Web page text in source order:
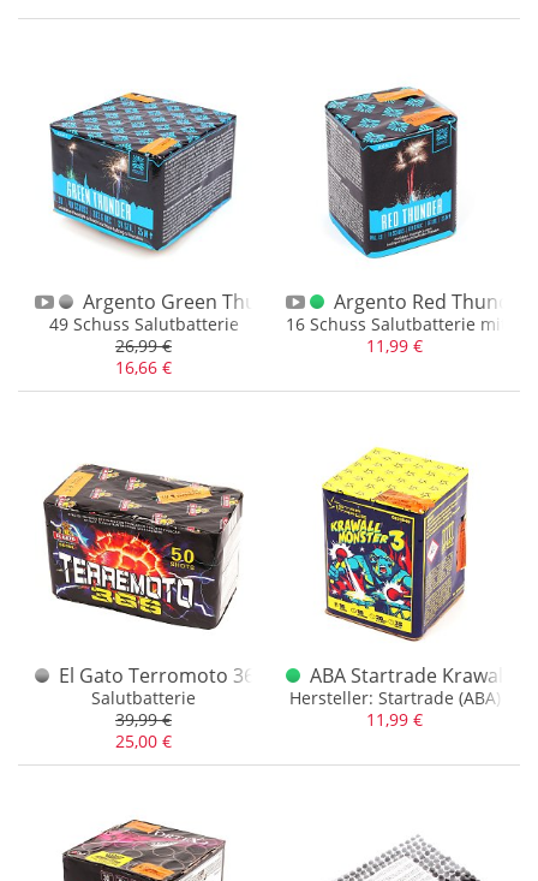
Argento Green Thunder 1.3 G Abholer 1.
49 Schuss Salutbatterie
26,99 €
16,66 €
Argento Red Thunder
16 Schuss Salutbatterie mit
11,99 €
El Gato Terromoto 36 Sekunden
Salutbatterie
39,99 €
25,00 €
ABA Startrade
Hersteller: Startrade (ABA)
11,99 €